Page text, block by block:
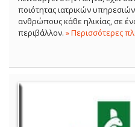
ποιότητας ιατρικών
ανθρώπους κάθε ηλικίας, σε
περιβάλλον. » Περισσότερες